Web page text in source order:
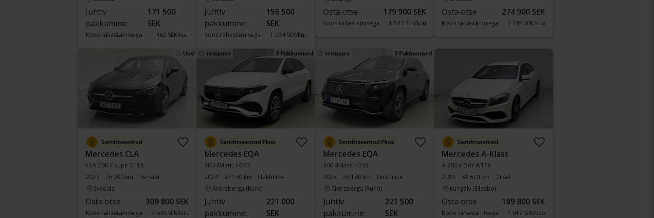
Juhtiv
pakkumine:
171 500
SEK
Koos rahastamisega 1 462 SEK/kuu
Juhtiv
pakkumine:
156 500
SEK
Koos rahastamisega 1 334 SEK/kuu
Osta otse 179 900 SEK
Koos rahastamisega 1 533 SEK/kuu
Osta otse 274 900 SEK
Koos rahastamisega 2 343 SEK/kuu
Uus!
Sertifitseeritud
Mercedes CLA
CLA 200 Coupé C118
2023
76 090 km
Bensiin
Svedala
Osta otse 309 800 SEK
Koos rahastamisega 2 639 SEK/kuu
teisipäev 7 Pakkumised
Sertifitseeritud Pluss
Mercedes EQA
300 4Matic H243
2024
37 140 km
Elektriline
Åkersberga (Runö)
Juhtiv
pakkumine:
221 000
SEK
teisipäev 7 Pakkumised
Sertifitseeritud Pluss
Mercedes EQA
300 4Matic H243
2025
26 180 km
Elektriline
Åkersberga (Runö)
Juhtiv
pakkumine:
221 500
SEK
Sertifitseeritud
Mercedes A-Klass
A 200 d 5dr W176
2018
89 670 km
Diisel
Kungälv (Ellesbo)
Osta otse 189 800 SEK
Koos rahastamisega 1 617 SEK/kuu